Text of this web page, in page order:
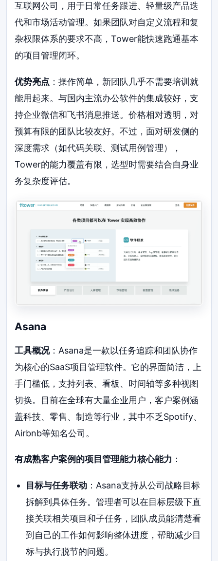
互联网公司，用于日常任务跟进、轻量级产品迭
代和市场活动管理。如果团队对自定义流程和复
杂权限体系的要求不高，Tower能快速跑通基本
的项目管理闭环。
优势亮点 ：操作简单，新团队几乎不需要培训就
能用起来。与国内主流办公软件的集成较好，支
持企业微信和飞书消息推送。价格相对透明，对
预算有限的团队比较友好。不过，面对研发侧的
深度需求（如代码关联、测试用例管理），
Tower的能力覆盖有限，选型时需要结合自身业
务复杂度评估。
Asana
工具概况：Asana是一款以任务追踪和团队协作
为核心的SaaS项目管理软件。它的界面简洁，上
手门槛低，支持列表、看板、时间轴等多种视图
切换。目前在全球有大量企业用户，客户案例涵
盖科技、零售、制造等行业，其中不乏Spotify、
Airbnb等知名公司。
有成熟客户案例的项目管理能力核心能力 ：
目标与任务联动：Asana支持从公司战略目标
拆解到具体任务。管理者可以在目标层级下直
接关联相关项目和子任务，团队成员能清楚看
到自己的工作如何影响整体进度，帮助减少目
标与执行脱节的问题。